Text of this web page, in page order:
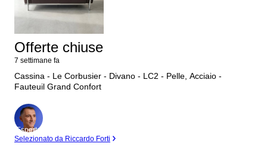
Offerte chiuse
7 settimane fa
Cassina - Le Corbusier - Divano - LC2 - Pelle, Acciaio -
Fauteuil Grand Confort
Esperto
Selezionato da Riccardo Forti